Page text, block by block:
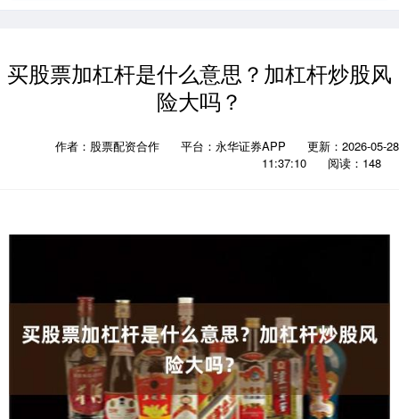
买股票加杠杆是什么意思？加杠杆炒股风
险大吗？
作者：股票配资合作 平台：永华证券APP
更新：2026-05-28
11:37:10
阅读：148